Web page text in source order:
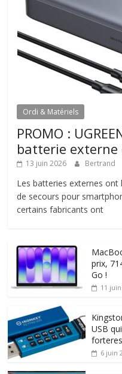
Ordi & Matériels
PROMO :
batterie externe
13 juin 2026 Bertrand
Les batteries externes
de secours pour
certains fabricants ont
prix,
Go !
11
USB
6 juin